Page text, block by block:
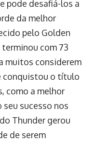
pode desafiá-los a
da melhor
pelo Golden
com 73
muitos considerem
conquistou o título
como a melhor
sucesso nos
Thunder gerou
de serem